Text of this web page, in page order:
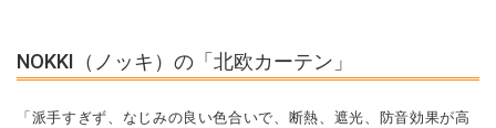
NOKKI（ノッキ）の「北欧カーテン」
「派手すぎず、なじみの良い色合いで、断熱、遮光、防音効果が高